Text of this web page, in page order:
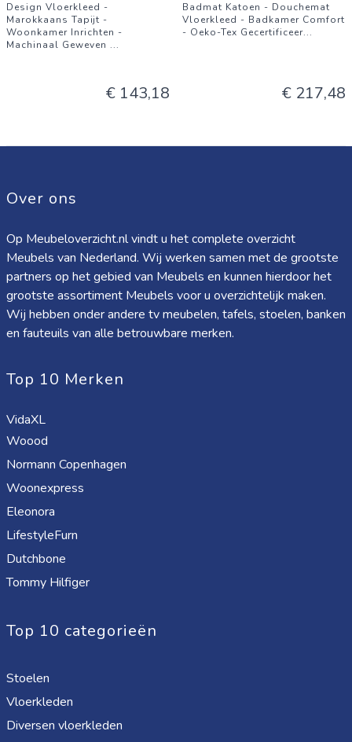
Design Vloerkleed -
Marokkaans Tapijt -
Woonkamer Inrichten -
Machinaal Geweven ...
€ 143,18
Badmat Katoen - Douchemat
Vloerkleed - Badkamer Comfort
- Oeko-Tex Gecertificeer...
€ 217,48
Over ons
Op Meubeloverzicht.nl vindt u het complete overzicht
Meubels van Nederland. Wij werken samen met de grootste
partners op het gebied van Meubels en kunnen hierdoor het
grootste assortiment Meubels voor u overzichtelijk maken.
Wij hebben onder andere tv meubelen, tafels, stoelen, banken
en fauteuils van alle betrouwbare merken.
Top 10 Merken
VidaXL
Woood
Normann Copenhagen
Woonexpress
Eleonora
LifestyleFurn
Dutchbone
Tommy Hilfiger
Top 10 categorieën
Stoelen
Vloerkleden
Diversen vloerkleden